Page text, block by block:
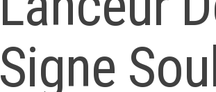
Signe